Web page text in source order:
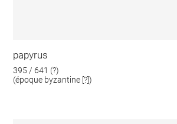
papyrus
395 / 641 (?)
(époque byzantine [?])